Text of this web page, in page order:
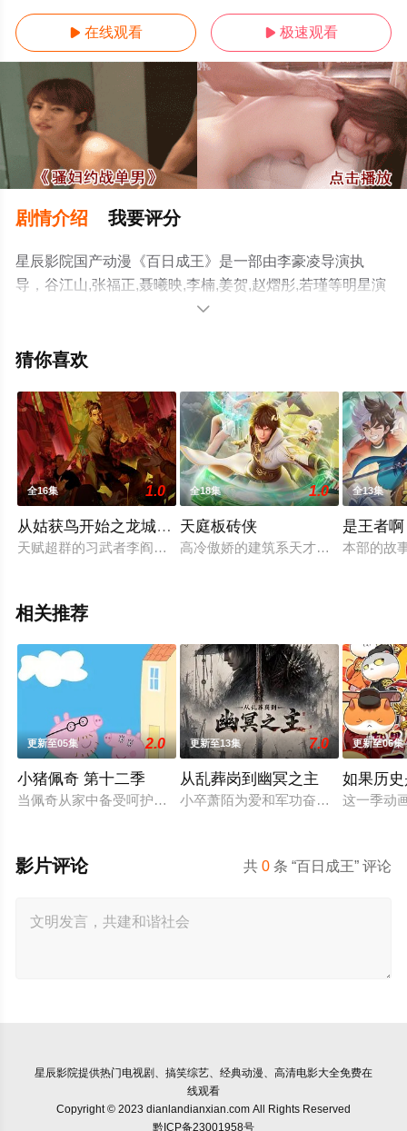
 在线观看  极速观看
剧情介绍 我要评分
星辰影院国产动漫《百日成王》是一部由李豪凌导演执
导，谷江山,张福正,聂曦映,李楠,姜贺,赵熠彤,若瑾等明星演
员精彩演绎的大陆动漫，更多高清无删减完整版动漫全集

猜你喜欢
全16集 1.0
从姑获鸟开始之龙城风云
天赋超群的习武者李阎由于身患绝症，只剩下几个月的生命。他
全18集 1.0
天庭板砖侠
高冷傲娇的建筑系天才学霸李季，被
全13集
是王者
本部的故
相关推荐
更新至05集 2.0
小猪佩奇 第十二季
当佩奇从家中备受呵护的"小妹妹"一跃成为肩负责任的"大姐姐"
更新至13集 7.0
从乱葬岗到幽冥之主
小卒萧陌为爱和军功奋斗三年，却被
更新至06集
如果历
这一季动
共0 条 “百日成王” 评论
影片评论
星辰影院提供热门电视剧、搞笑综艺、经典动漫、高清电影大全免费在
线观看
Copyright © 2023 dianlandianxian.com All Rights Reserved
黔ICP备23001958号